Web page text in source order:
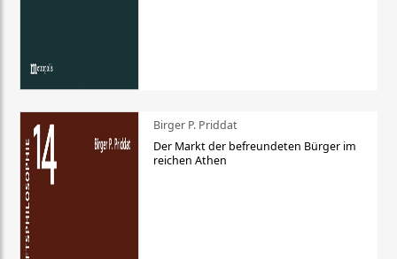
Birger P. Priddat
Der Markt der befreundeten Bürger im
reichen Athen